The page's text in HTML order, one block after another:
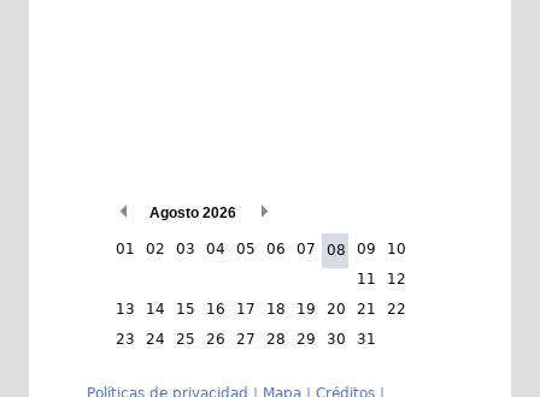
Agosto 2026
01 02 03 04 05 06 07 08 09
10
11
12
13
14 15 16 17 18 19 20 21
22
23
24 25 26 27 28 29 30 31
Políticas de privacidad | Mapa | Créditos |